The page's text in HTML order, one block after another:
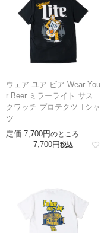
ウェア ユア ビア Wear You
r Beer ミラーライト サス
クワッチ プロテクツ Tシャ
ツ
定価 7,700 のところ
7,700 税込